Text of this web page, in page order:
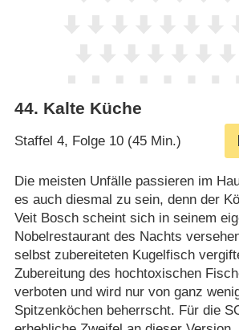
44. Kalte Küche
Staffel 4, Folge 10 (45 Min.)
Die meisten Unfälle passieren im
es auch diesmal zu sein, denn der
Veit Bosch scheint sich in seinem
Nobelrestaurant des Nachts
selbst zubereiteten Kugelfisch
Zubereitung des hochtoxischen
verboten und wird nur von ganz
Spitzenköchen beherrscht. Für die